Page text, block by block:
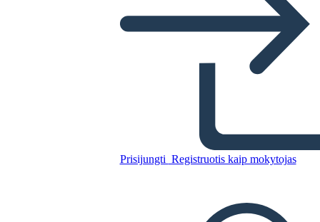
Prisijungti Registruotis kaip mokytojas
SUKURTI SIUŽETINĘ LENTĄ